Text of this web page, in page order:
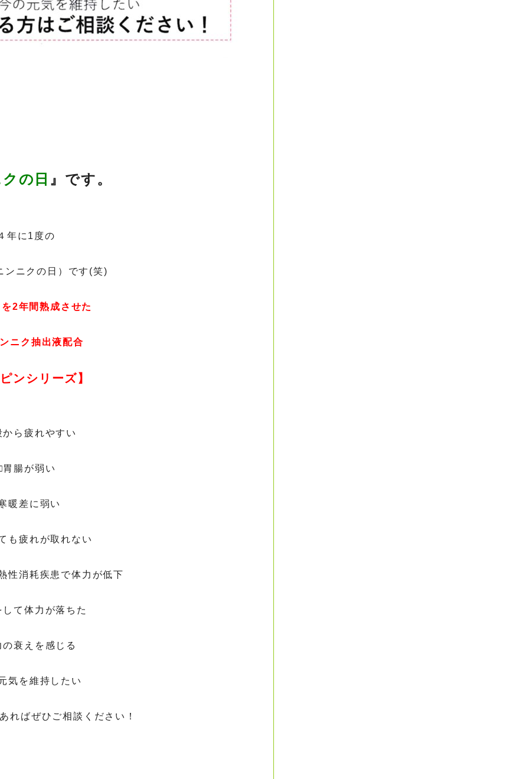
の日 』です。
年に1度の
ンニクの日）です(笑)
2年間熟成させた
ニク抽出液配合
ンシリーズ】
ら疲れやすい
胃腸が弱い
暖差に弱い
も疲れが取れない
性消耗疾患で体力が低下
て体力が落ちた
衰えを感じる
気を維持したい
ればぜひご相談ください！